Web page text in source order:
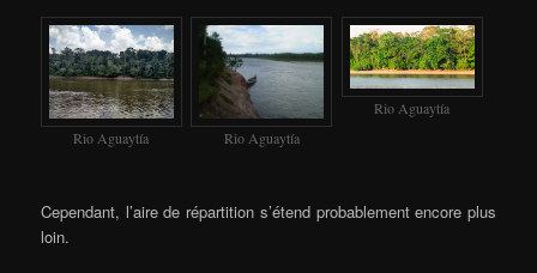
Rio Aguaytía Rio Aguaytía
Rio Aguaytía
Cependant, l’aire de répartition s’étend probablement encore plus
loin.